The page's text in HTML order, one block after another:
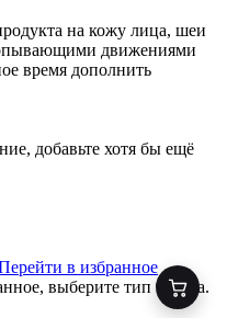
на кожу лица, шеи
движениями
время дополнить
добавьте хотя бы ещё
в избранное
выберите тип товара.